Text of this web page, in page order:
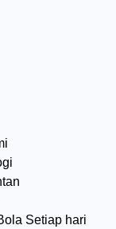
Setiap hari